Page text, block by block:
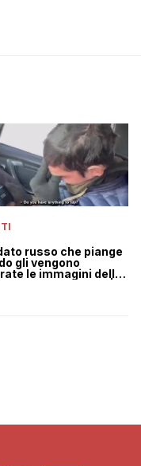
russo che piange
gli vengono
le immagini della